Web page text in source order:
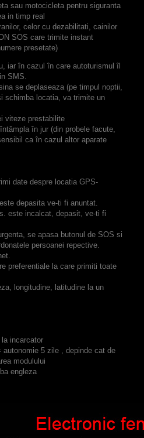
sau motocicleta pentru siguranta
in timp real
celor cu dezabilitati, cainilor
SOS care trimite instant
presetate)
iar în cazul în care autoturismul îl
SMS.
se deplaseaza (pe timpul noptii,
schimba locatia, va trimite un
viteze prestabilite
în jur (din probele facute,
ca în cazul altor aparate
date despre locatia GPS-
depasita ve-ti fi anuntat.
este incalcat, depasit, ve-ti fi
se apasa butonul de SOS si
persoanei repective.
preferentiale la care primiti toate
longitudine, latitudine la un
incarcator
5 zile , depinde cat de
modulului
engleza